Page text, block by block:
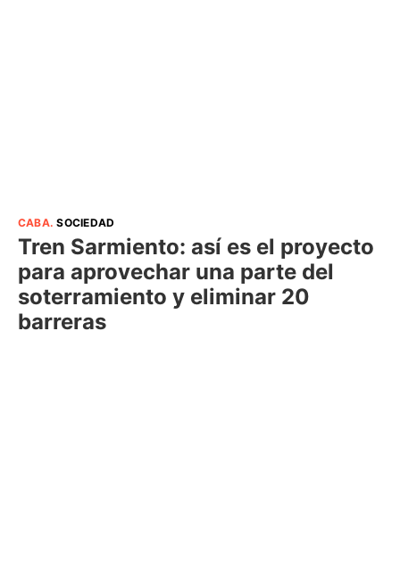
CABA.SOCIEDAD
Tren Sarmiento: así es el proyecto
para aprovechar una parte del
soterramiento y eliminar 20
barreras